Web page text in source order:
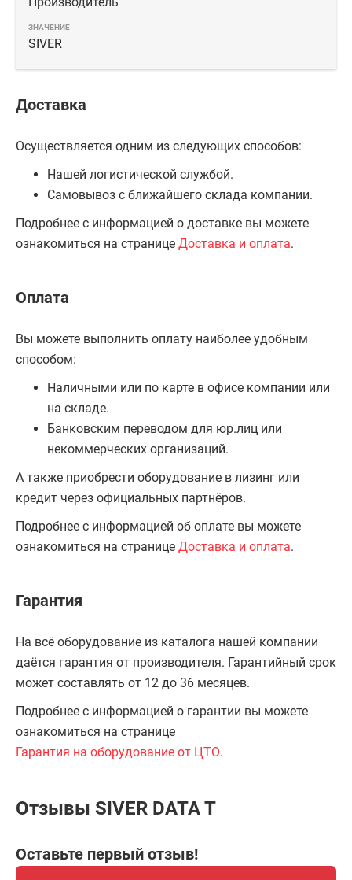
SIVER
Доставка
Осуществляется одним из следующих способов:
Нашей логистической службой.
Самовывоз с ближайшего склада компании.
Подробнее с информацией о доставке вы можете
ознакомиться на странице Доставка и оплата.
Оплата
Вы можете выполнить оплату наиболее удобным
способом:
Наличными или по карте в офисе компании или
на складе.
Банковским переводом для юр.лиц или
некоммерческих организаций.
А также приобрести оборудование в лизинг или
кредит через официальных партнёров.
Подробнее с информацией об оплате вы можете
ознакомиться на странице Доставка и оплата.
Гарантия
На всё оборудование из каталога нашей компании
даётся гарантия от производителя. Гарантийный срок
может составлять от 12 до 36 месяцев.
Подробнее с информацией о гарантии вы можете
ознакомиться на странице
Гарантия на оборудование от ЦТО.
Отзывы SIVER DATA T
Оставьте первый отзыв!